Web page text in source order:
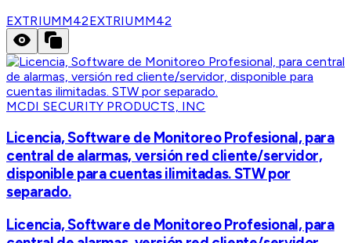
EXTRIUMM42EXTRIUMM42
MCDI SECURITY PRODUCTS, INC
Licencia, Software de Monitoreo Profesional, para
central de alarmas, versión red cliente/servidor,
disponible para cuentas ilimitadas. STW por
separado.
Licencia, Software de Monitoreo Profesional, para